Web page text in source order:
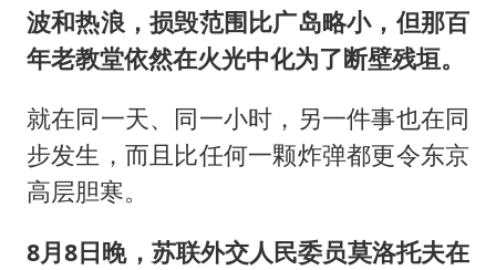
波和热浪，损毁范围比广岛略小，但那百
年老教堂依然在火光中化为了断壁残垣。
就在同一天、同一小时，另一件事也在同
步发生，而且比任何一颗炸弹都更令东京
高层胆寒。
8月8日晚，苏联外交人民委员莫洛托夫在